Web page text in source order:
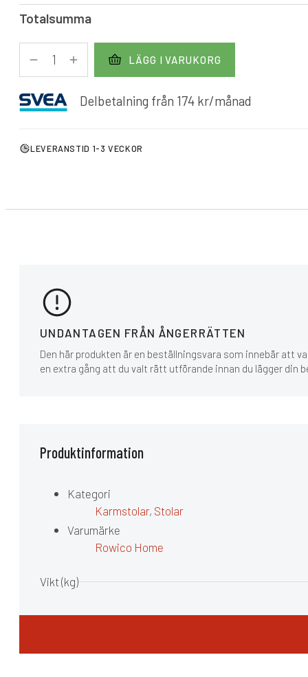
Totalsumma
LÄGG I VARUKORG
Delbetalning från 174 kr/månad
LEVERANSTID 1-3 VECKOR
UNDANTAGEN FRÅN ÅNGERRÄTTEN
Den här produkten är en beställningsvara som innebär att
en extra gång att du valt rätt utförande innan du lägger din
Produktinformation
Kategori
Karmstolar, Stolar
Varumärke
Rowico Home
Vikt (kg)